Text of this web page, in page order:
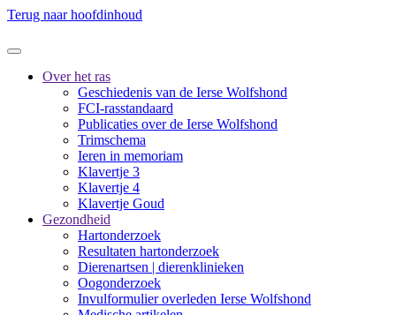
Terug naar hoofdinhoud
Over het ras
Geschiedenis van de Ierse Wolfshond
FCI-rasstandaard
Publicaties over de Ierse Wolfshond
Trimschema
Ieren in memoriam
Klavertje 3
Klavertje 4
Klavertje Goud
Gezondheid
Hartonderzoek
Resultaten hartonderzoek
Dierenartsen | dierenklinieken
Oogonderzoek
Invulformulier overleden Ierse Wolfshond